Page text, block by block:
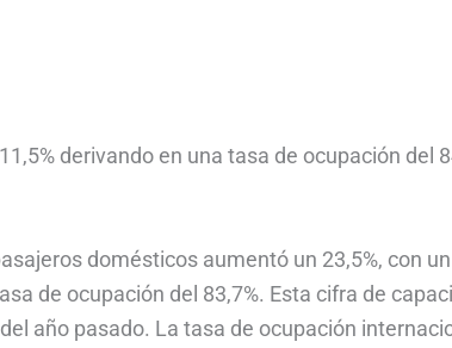
derivando en una tasa de ocupación del
domésticos aumentó un 23,5%, con
de ocupación del 83,7%. Esta cifra de
año pasado. La tasa de ocupación